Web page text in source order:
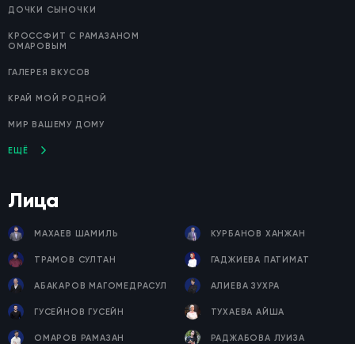
ДОЧКИ СЫНОЧКИ
КРОССФИТ С РАМАЗАНОМ
ОМАРОВЫМ
ГАЛЕРЕЯ ВКУСОВ
КРАЙ МОЙ РОДНОЙ
МИР ВАШЕМУ ДОМУ
ЕЩЁ
Лица
МАХАЕВ ШАМИЛЬ КУРБАНОВ ХАНЖАН
ТРАМОВ СУЛТАН ГАДЖИЕВА ПАТИМАТ
АБАКАРОВ МАГОМЕДРАСУЛ АЛИЕВА ЗУХРА
ГУСЕЙНОВ ГУСЕЙН ТУХАЕВА АЙША
ОМАРОВ РАМАЗАН РАДЖАБОВА ЛУИЗА